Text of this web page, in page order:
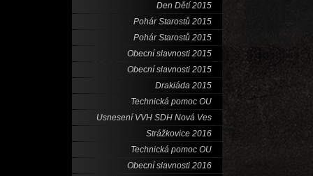
Den Dětí 2015
Pohár Starostů 2015
Pohár Starostů 2015
Obecní slavnosti 2015
Obecní slavnosti 2015
Drakiáda 2015
Technická pomoc OU
Usnesení VVH SDH Nová Ves
Strážkovice 2016
Technická pomoc OU
Obecní slavnosti 2016